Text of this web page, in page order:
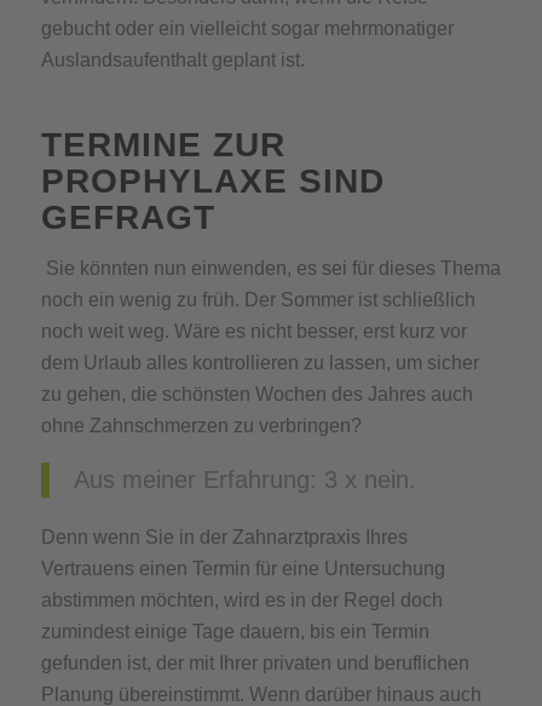
gebucht oder ein vielleicht sogar mehrmonatiger
Auslandsaufenthalt geplant ist.
TERMINE ZUR
PROPHYLAXE SIND
GEFRAGT
Sie könnten nun einwenden, es sei für dieses Thema
noch ein wenig zu früh. Der Sommer ist schließlich
noch weit weg. Wäre es nicht besser, erst kurz vor
dem Urlaub alles kontrollieren zu lassen, um sicher
zu gehen, die schönsten Wochen des Jahres auch
ohne Zahnschmerzen zu verbringen?
Aus meiner Erfahrung: 3 x nein.
Denn wenn Sie in der Zahnarztpraxis Ihres
Vertrauens einen Termin für eine Untersuchung
abstimmen möchten, wird es in der Regel doch
zumindest einige Tage dauern, bis ein Termin
gefunden ist, der mit Ihrer privaten und beruflichen
Planung übereinstimmt. Wenn darüber hinaus auch